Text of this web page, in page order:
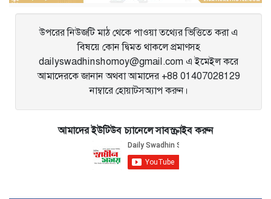
উপরের নিউজটি মাঠ থেকে পাওয়া তথ্যের ভিত্তিতে করা এ
বিষয়ে কোন দ্বিমত থাকলে প্রমাণসহ
dailyswadhinshomoy@gmail.com এ ইমেইল করে
আমাদেরকে জানান অথবা আমাদের +88 01407028129
নাম্বারে হোয়াটসঅ্যাপ করুন।
আমাদের ইউটিউব চ্যানেলে সাবস্ক্রাইব করুন